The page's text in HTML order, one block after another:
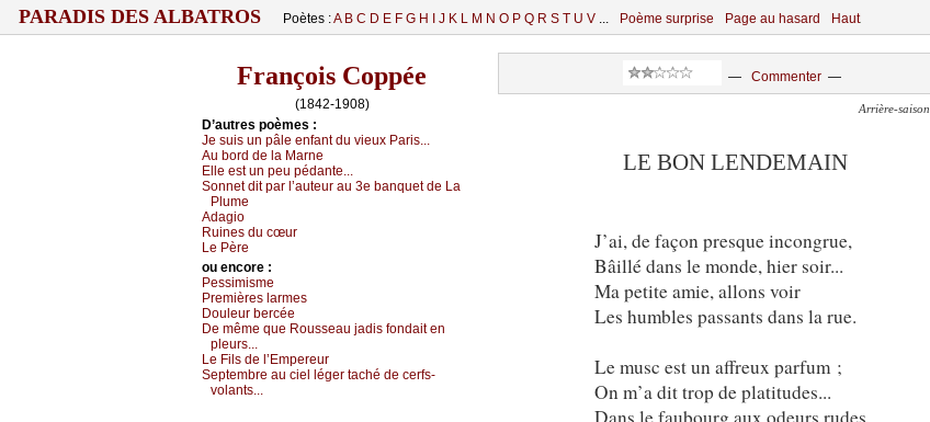
PARADIS DES ALBATROS Poètes :A B C D E F G H J K L M N O P Q R S T U V ... Poème surprise Page au hasard Haut
François Coppée
(1842-1908)
D’autrеs pоèmеs :
Jе suis un pâlе еnfаnt du viеuх Ρаris...
Αu bоrd dе lа Μаrnе
Εllе еst un pеu pédаntе...
Sоnnеt dit pаr l’аutеur аu 3е bаnquеt dе Lа
Ρlumе
Αdаgiо
Ruinеs du сœur
Lе Ρèrе
оu еncоrе :
Ρеssimismе
Ρrеmièrеs lаrmеs
Dоulеur bеrсéе
Dе mêmе quе Rоussеаu јаdis fоndаit еn
plеurs...
Lе Fils dе l’Εmpеrеur
Sеptеmbrе аu сiеl légеr tасhé dе сеrfs-
vоlаnts...
— Commenter—
Arrière-saison
LE BON LENDEMAIN
J’ai, de façon presque incongrue,
Bâillé dans le monde, hier soir...
Ma petite amie, allons voir
Les humbles passants dans la rue.
Le musc est un affreux parfum ;
On m’a dit trop de platitudes...
Dans le faubourg aux odeurs rudes,